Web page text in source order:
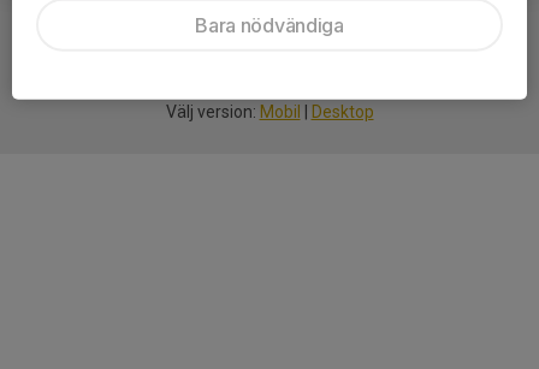
Välj version: Mobil Desktop
Bara nödvändiga